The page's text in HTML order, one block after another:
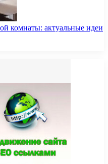
комнаты: актуальные идеи